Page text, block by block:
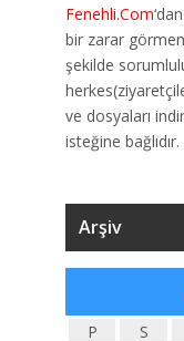
Fenehli.Com
bir zarar
şekilde
ve dosyaları
isteğine bağlıdır.
Arşiv
P S